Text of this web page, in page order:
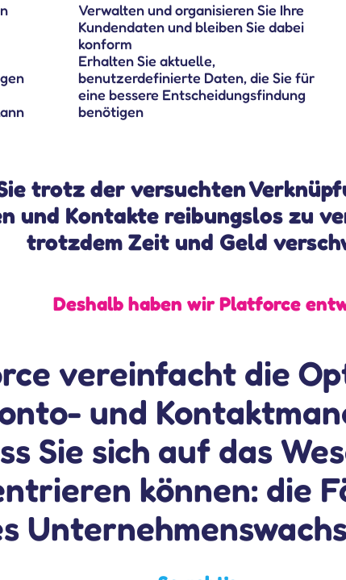
Verwalten und organisieren Sie Ihre
Kundendaten und bleiben Sie dabei
konform
Erhalten Sie aktuelle,
benutzerdefinierte Daten, die Sie für
eine bessere Entscheidungsfindung
benötigen
trotz der versuchten
und Kontakte reibungslos zu
trotzdem Zeit und Geld
Deshalb haben wir Platforce
vereinfacht die
und
Sie sich auf das
können: die